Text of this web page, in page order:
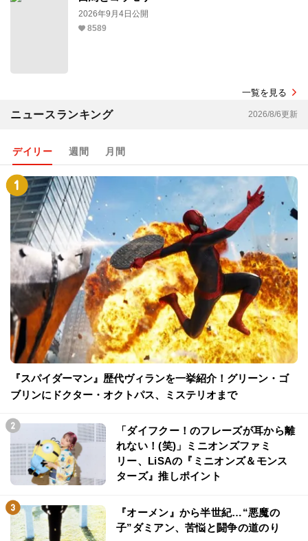
2026年9月4日公開
8589
一覧を見る
ニュースランキング 2026/8/6更新
デイリー 週間 月間
『スパイダーマン』歴代ヴィランを一挙紹介！グリーン・ゴ
ブリンにドクター・オクトパス、ミステリオまで
「ダイフクー！のフレーズが耳から離
れない！(笑)」ミニオンズファミ
リー、LiSAの『ミニオンズ＆モンス
ターズ』推しポイント
『オーメン』から半世紀…“悪魔の
子”ダミアン、苦悩と闘争の道のり